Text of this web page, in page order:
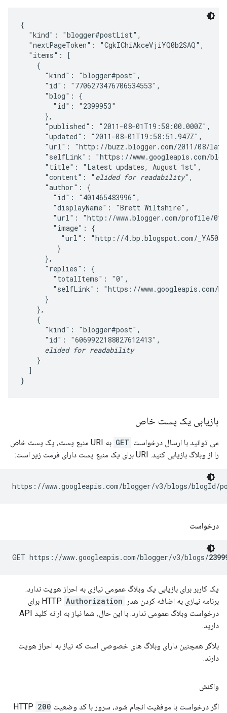
{
  "kind": "blogger#postList",
  "nextPageToken": "CgkIChiAkceVjiYQ0b2SAQ",
  "items": [
    {
      "kind": "blogger#post",
      "id": "7706273476706534553",
      "blog": {
        "id": "2399953"
      },
      "published": "2011-08-01T19:58:00.000Z",
      "updated": "2011-08-01T19:58:51.947Z",
"url": "http://buzz.blogger.com/2011/08/
"selfLink": "https://www.googleapis.com/
      "title": "Latest updates, August 1st",
      "content": "
elided for readability",
      "author": {
        "id": "401465483996",
        "displayName": "Brett Wiltshire",
"url": "http://www.blogger.com/profile/
        "image": {
"url": "http://4.bp.blogspot.com/
         }
      },
      "replies": {
        "totalItems": "0",
"selfLink": "https://www.googleapis.com/
      }
    },
    {
      "kind": "blogger#post",
      "id": "6069922188027612413",
elided for readability
    }
  ]
بازیابی یک پست خاص
می توانید با ارسال درخواست GET
به URI منبع پست، یک پست خاص
را از وبلاگ بازیابی کنید. URI برای یک منبع پست دارای فرمت زیر است:
https://www.googleapis.com/blogger/v3/blogs/blogId/
درخواست
GET https://www.googleapis.com/blogger/v3/blogs/
یک کاربر برای بازیابی یک وبلاگ عمومی نیازی به احراز هویت ندارد.
برنامه نیازی به اضافه کردن هدر HTTP
Authorization
برای
درخواست وبلاگ عمومی ندارد. با این حال، شما نیاز به ارائه کلید API
دارید.
بلاگر همچنین دارای وبلاگ های خصوصی است که نیاز به احراز هویت
دارند.
واکنش
اگر درخواست با موفقیت انجام شود، سرور با کد وضعیت HTTP 200